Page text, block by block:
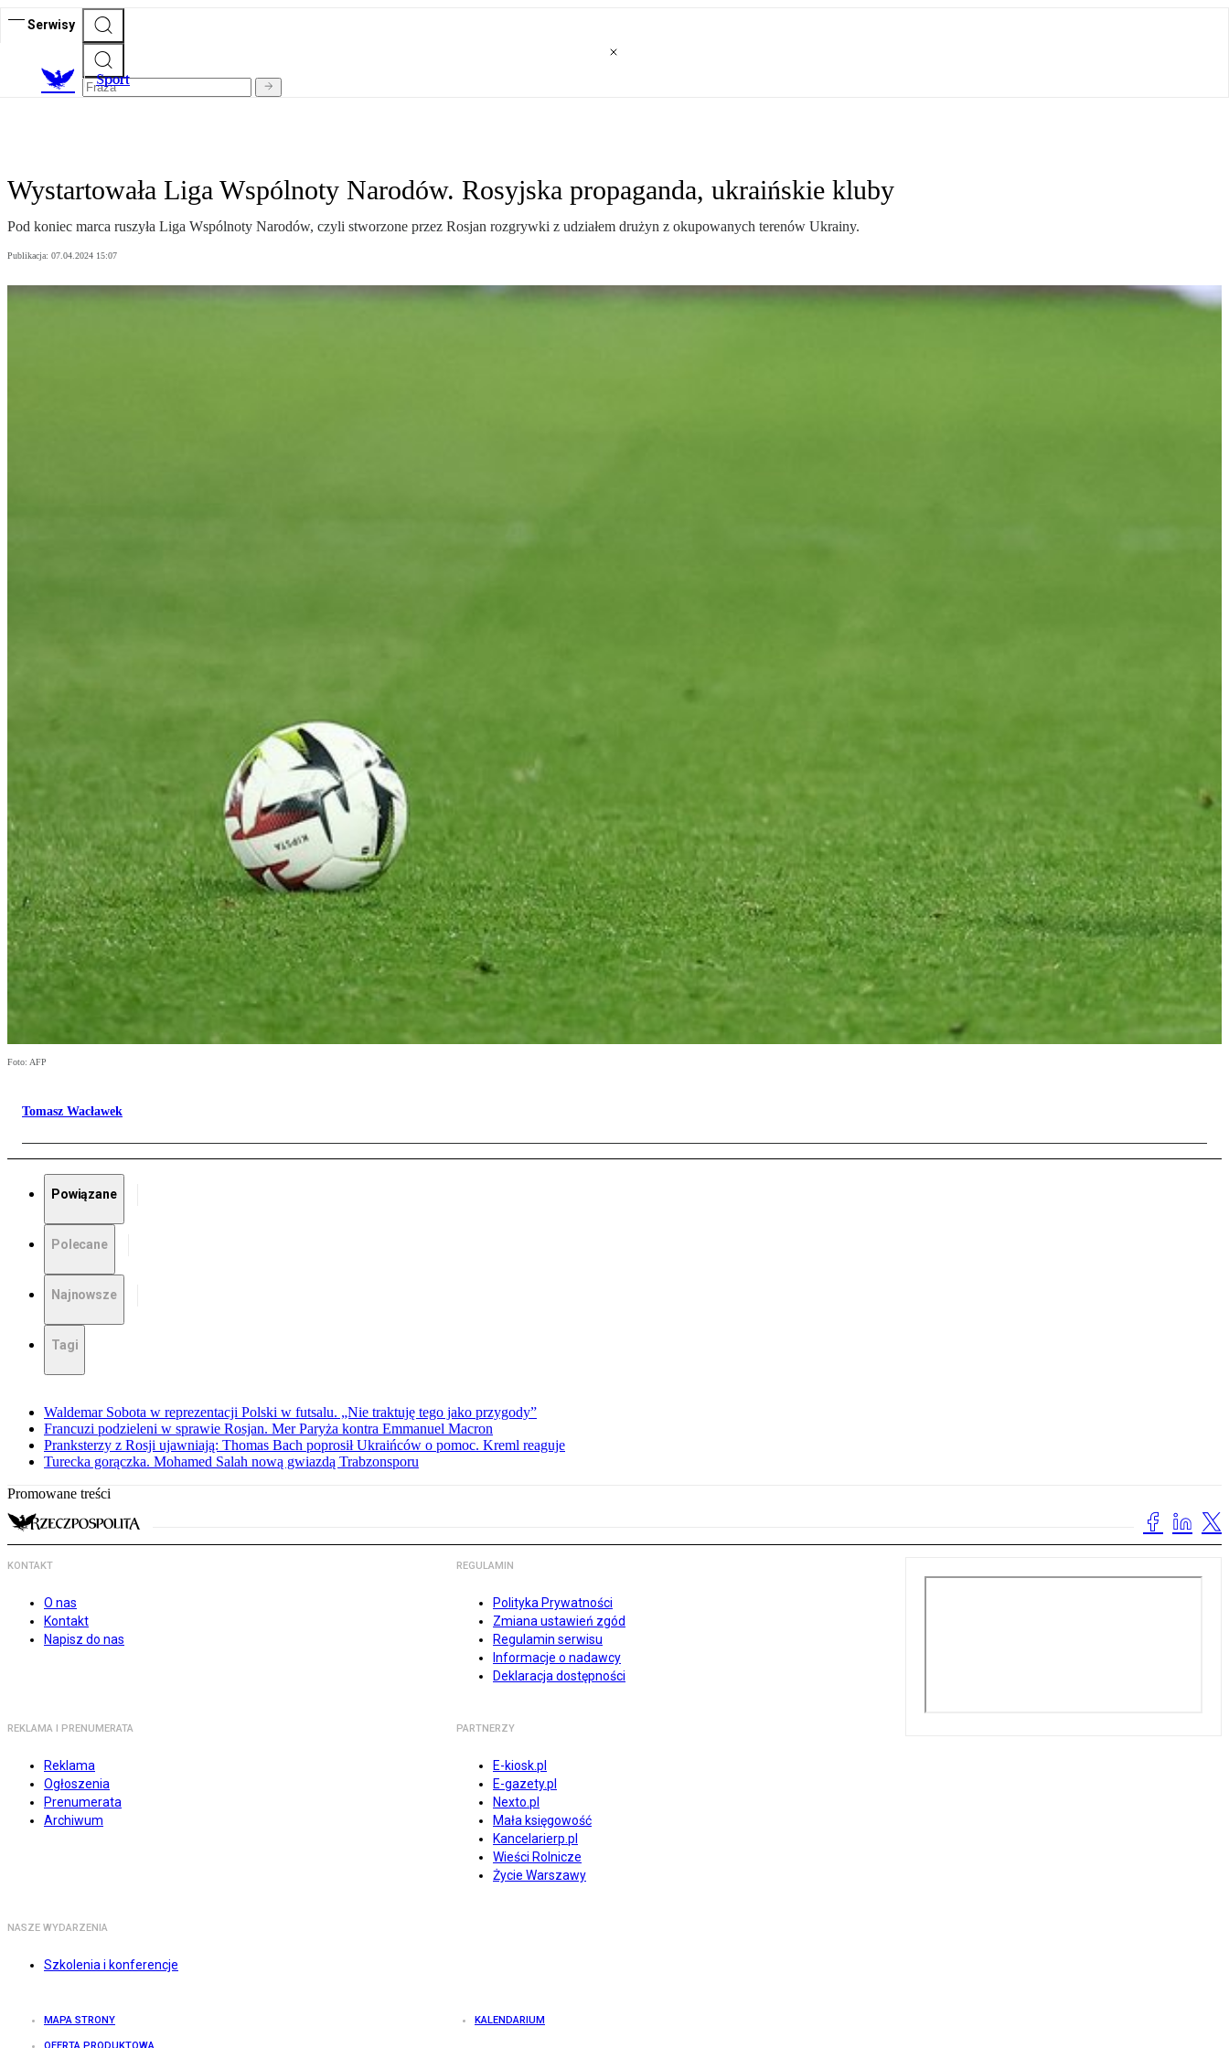
Serwisy
Sport
Wystartowała Liga Wspólnoty Narodów. Rosyjska propaganda, ukraińskie kluby
Pod koniec marca ruszyła Liga Wspólnoty Narodów, czyli stworzone przez Rosjan rozgrywki z udziałem drużyn z okupowanych terenów Ukrainy.
Publikacja: 07.04.2024 15:07
Foto: AFP
Tomasz Wacławek
Powiązane
Polecane
Najnowsze
Tagi
Waldemar Sobota w reprezentacji Polski w futsalu. „Nie traktuję tego jako przygody”
Francuzi podzieleni w sprawie Rosjan. Mer Paryża kontra Emmanuel Macron
Pranksterzy z Rosji ujawniają: Thomas Bach poprosił Ukraińców o pomoc. Kreml reaguje
Turecka gorączka. Mohamed Salah nową gwiazdą Trabzonsporu
Promowane treści
KONTAKT
O nas
Kontakt
Napisz do nas
REGULAMIN
Polityka Prywatności
Zmiana ustawień zgód
Regulamin serwisu
Informacje o nadawcy
Deklaracja dostępności
REKLAMA I PRENUMERATA
Reklama
Ogłoszenia
Prenumerata
Archiwum
PARTNERZY
E-kiosk.pl
E-gazety.pl
Nexto.pl
Mała księgowość
Kancelarierp.pl
Wieści Rolnicze
Życie Warszawy
NASZE WYDARZENIA
Szkolenia i konferencje
MAPA STRONY KALENDARIUM